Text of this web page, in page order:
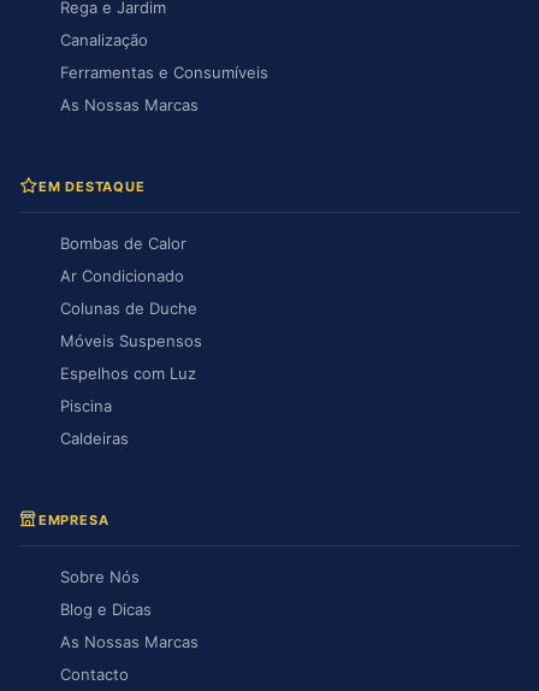
Rega e Jardim
Canalização
Ferramentas e Consumíveis
As Nossas Marcas
EM DESTAQUE
Bombas de Calor
Ar Condicionado
Colunas de Duche
Móveis Suspensos
Espelhos com Luz
Piscina
Caldeiras
EMPRESA
Sobre Nós
Blog e Dicas
As Nossas Marcas
Contacto